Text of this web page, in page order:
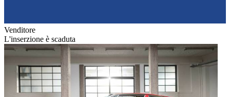
Venditore
L'inserzione è scaduta